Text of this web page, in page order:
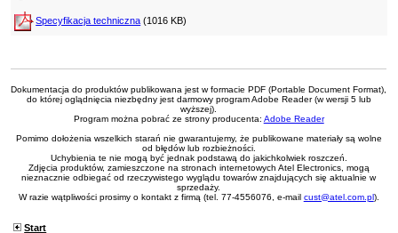
Specyfikacja techniczna (1016 KB)
Dokumentacja do produktów publikowana jest w formacie PDF (Portable Document Format),
do której oglądnięcia niezbędny jest darmowy program Adobe Reader (w wersji 5 lub
wyższej).
Program można pobrać ze strony producenta: Adobe Reader
Pomimo dołożenia wszelkich starań nie gwarantujemy, że publikowane materiały są wolne
od błędów lub rozbieżności.
Uchybienia te nie mogą być jednak podstawą do jakichkolwiek roszczeń.
Zdjęcia produktów, zamieszczone na stronach internetowych Atel Electronics, mogą
nieznacznie odbiegać od rzeczywistego wyglądu towarów znajdujących się aktualnie w
sprzedaży.
W razie wątpliwości prosimy o kontakt z firmą (tel. 77-4556076, e-mail cust@atel.com.pl).
Start